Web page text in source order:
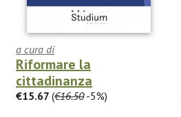
a cura di
Riformare la
cittadinanza
€15.67 (€16.50-5%)